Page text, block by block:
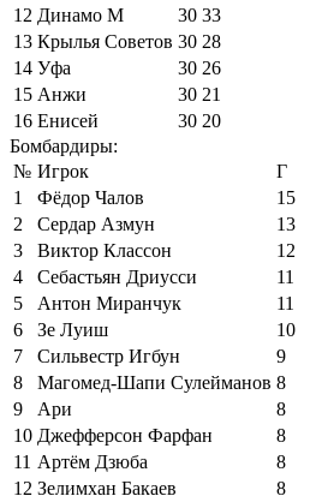
12 Динамо М 30 33
13 Крылья Советов 30 28
14 Уфа 30 26
15 Анжи 30 21
16 Енисей 30 20
Бомбардиры:
№ Игрок
Г
1
Фёдор Чалов
15
2
Сердар Азмун
13
3
Виктор Классон
12
4
Себастьян Дриусси
11
5
Антон Миранчук
11
6
Зе Луиш
10
7
Сильвестр Игбун
9
8
Магомед-Шапи Сулейманов 8
9
Ари
8
10 Джефферсон Фарфан
8
11 Артём Дзюба
8
12 Зелимхан Бакаев
8